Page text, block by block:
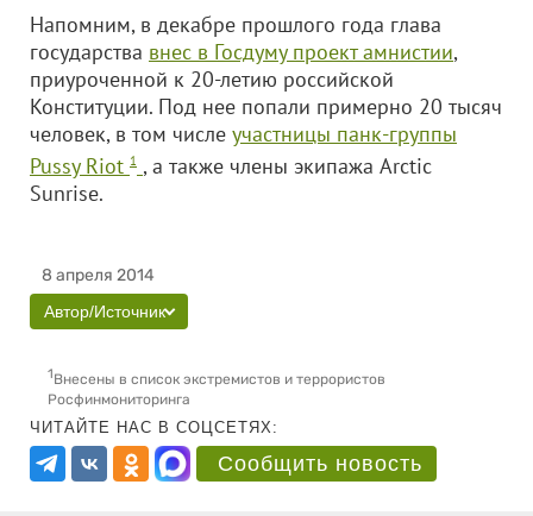
Напомним, в декабре прошлого года глава
государства внес в Госдуму проект амнистии,
приуроченной к 20-летию российской
Конституции. Под нее попали примерно 20 тысяч
человек, в том числе участницы панк-группы
Pussy Riot 1 , а также члены экипажа Arctic
Sunrise.
8 апреля 2014
Автор/Источник
1Внесены в список экстремистов и террористов
Росфинмониторинга
ЧИТАЙТЕ НАС В СОЦСЕТЯХ:
Сообщить новость